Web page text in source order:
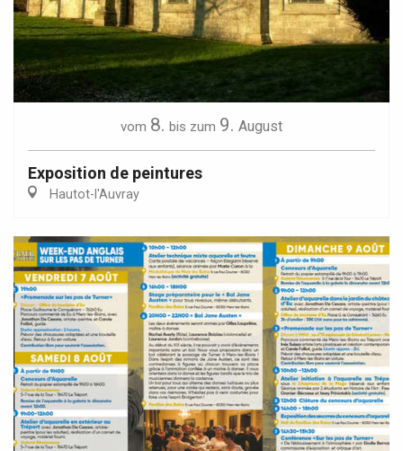
vom 8. bis zum 9. August
Exposition de peintures
Hautot-l'Auvray